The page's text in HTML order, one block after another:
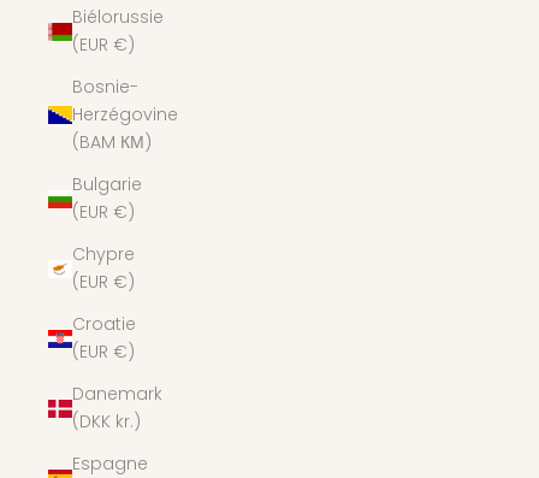
Biélorussie
(EUR €)
Bosnie-
Herzégovine
(BAM КМ)
Bulgarie
(EUR €)
Chypre
(EUR €)
Croatie
(EUR €)
Danemark
(DKK kr.)
Espagne